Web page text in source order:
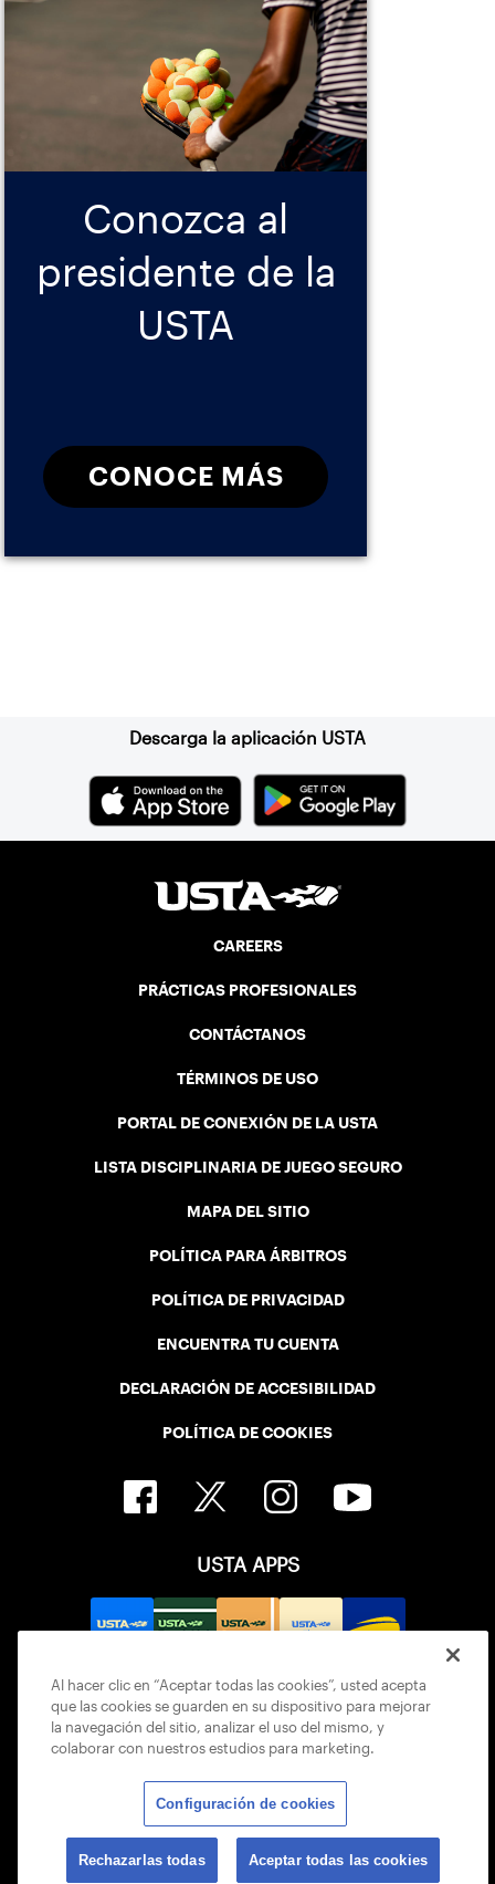
Conozca al
presidente de la
USTA
CONOCE MÁS
Descarga la aplicación USTA
CAREERS
PRÁCTICAS PROFESIONALES
CONTÁCTANOS
TÉRMINOS DE USO
PORTAL DE CONEXIÓN DE LA USTA
LISTA DISCIPLINARIA DE JUEGO SEGURO
MAPA DEL SITIO
POLÍTICA PARA ÁRBITROS
POLÍTICA DE PRIVACIDAD
ENCUENTRA TU CUENTA
DECLARACIÓN DE ACCESIBILIDAD
POLÍTICA DE COOKIES
USTA APPS
© 2026 USTA ALL RIGHTS RESERVED
Al hacer clic en “Aceptar todas las cookies”, usted acepta
que las cookies se guarden en su dispositivo para mejorar
la navegación del sitio, analizar el uso del mismo, y
colaborar con nuestros estudios para marketing.
Configuración de cookies
Rechazarlas todas Aceptar todas las cookies